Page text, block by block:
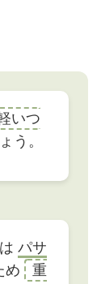
いつ
う。
は パサ
め
重